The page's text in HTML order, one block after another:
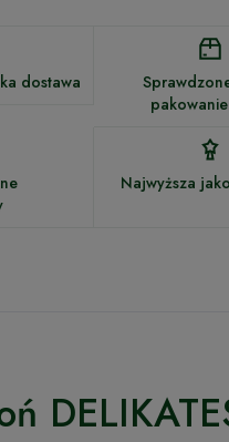
dostawa
Najwyższa